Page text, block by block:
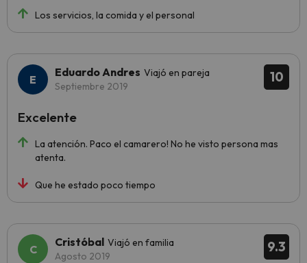
Los servicios, la comida y el personal
10
Eduardo Andres Viajó en pareja
Septiembre 2019
La atención. Paco el camarero! No he visto persona mas
atenta.
Que he estado poco tiempo
Excelente
9.3
Cristóbal Viajó en familia
Agosto 2019